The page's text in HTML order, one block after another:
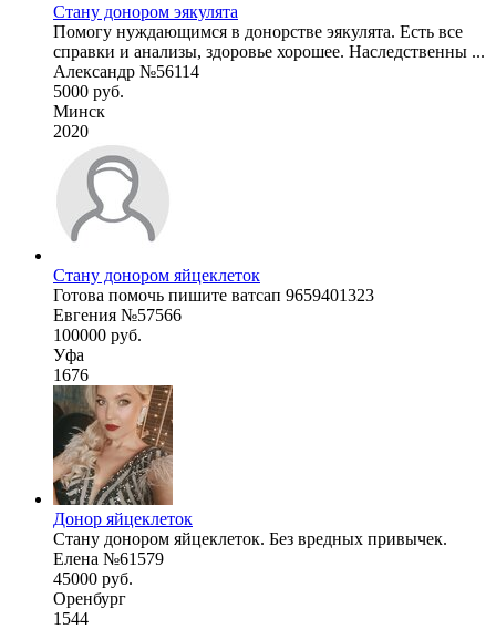
Стану донором эякулята
Помогу нуждающимся в донорстве эякулята. Есть все
справки и анализы, здоровье хорошее. Наследственны ...
Александр №56114
5000 руб.
Минск
2020
Стану донором яйцеклеток
Готова помочь пишите ватсап 9659401323
Евгения №57566
100000 руб.
Уфа
1676
Донор яйцеклеток
Стану донором яйцеклеток. Без вредных привычек.
Елена №61579
45000 руб.
Оренбург
1544